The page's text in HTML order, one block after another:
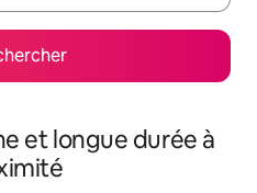
et longue durée à